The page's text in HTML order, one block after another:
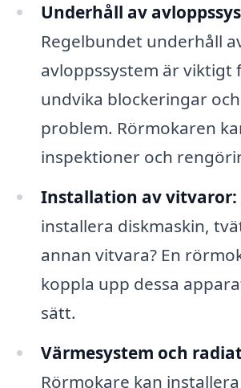
Underhåll av
Regelbundet underhåll
avloppssystem är viktigt
undvika blockeringar
problem. Rörmokaren
inspektioner och
Installation av vitvaror:
installera diskmaskin,
annan vitvara? En
koppla upp dessa
sätt.
Värmesystem och
Rörmokare kan